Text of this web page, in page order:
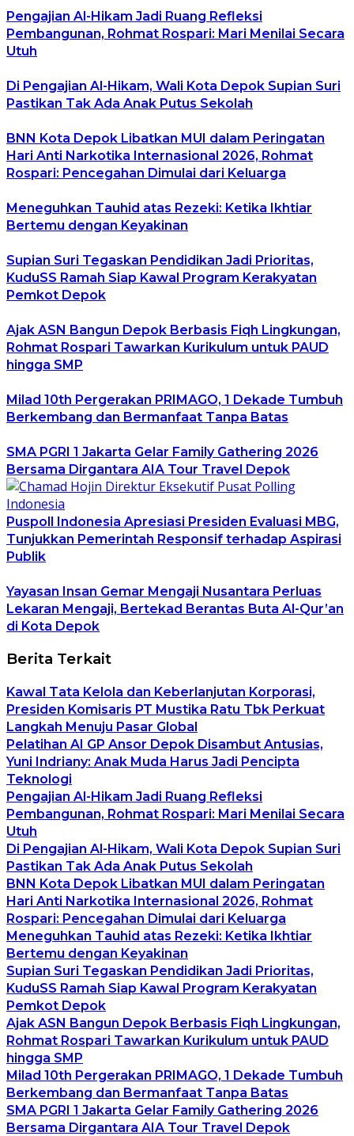
Pengajian Al-Hikam Jadi Ruang Refleksi
Pembangunan, Rohmat Rospari: Mari Menilai Secara
Utuh
Di Pengajian Al-Hikam, Wali Kota Depok Supian Suri
Pastikan Tak Ada Anak Putus Sekolah
BNN Kota Depok Libatkan MUI dalam Peringatan
Hari Anti Narkotika Internasional 2026, Rohmat
Rospari: Pencegahan Dimulai dari Keluarga
Meneguhkan Tauhid atas Rezeki: Ketika Ikhtiar
Bertemu dengan Keyakinan
Supian Suri Tegaskan Pendidikan Jadi Prioritas,
KuduSS Ramah Siap Kawal Program Kerakyatan
Pemkot Depok
Ajak ASN Bangun Depok Berbasis Fiqh Lingkungan,
Rohmat Rospari Tawarkan Kurikulum untuk PAUD
hingga SMP
Milad 10th Pergerakan PRIMAGO, 1 Dekade Tumbuh
Berkembang dan Bermanfaat Tanpa Batas
SMA PGRI 1 Jakarta Gelar Family Gathering 2026
Bersama Dirgantara AIA Tour Travel Depok
Puspoll Indonesia Apresiasi Presiden Evaluasi MBG,
Tunjukkan Pemerintah Responsif terhadap Aspirasi
Publik
Yayasan Insan Gemar Mengaji Nusantara Perluas
Lekaran Mengaji, Bertekad Berantas Buta Al-Qur’an
di Kota Depok
Berita Terkait
Kawal Tata Kelola dan Keberlanjutan Korporasi,
Presiden Komisaris PT Mustika Ratu Tbk Perkuat
Langkah Menuju Pasar Global
Pelatihan AI GP Ansor Depok Disambut Antusias,
Yuni Indriany: Anak Muda Harus Jadi Pencipta
Teknologi
Pengajian Al-Hikam Jadi Ruang Refleksi
Pembangunan, Rohmat Rospari: Mari Menilai Secara
Utuh
Di Pengajian Al-Hikam, Wali Kota Depok Supian Suri
Pastikan Tak Ada Anak Putus Sekolah
BNN Kota Depok Libatkan MUI dalam Peringatan
Hari Anti Narkotika Internasional 2026, Rohmat
Rospari: Pencegahan Dimulai dari Keluarga
Meneguhkan Tauhid atas Rezeki: Ketika Ikhtiar
Bertemu dengan Keyakinan
Supian Suri Tegaskan Pendidikan Jadi Prioritas,
KuduSS Ramah Siap Kawal Program Kerakyatan
Pemkot Depok
Ajak ASN Bangun Depok Berbasis Fiqh Lingkungan,
Rohmat Rospari Tawarkan Kurikulum untuk PAUD
hingga SMP
Milad 10th Pergerakan PRIMAGO, 1 Dekade Tumbuh
Berkembang dan Bermanfaat Tanpa Batas
SMA PGRI 1 Jakarta Gelar Family Gathering 2026
Bersama Dirgantara AIA Tour Travel Depok